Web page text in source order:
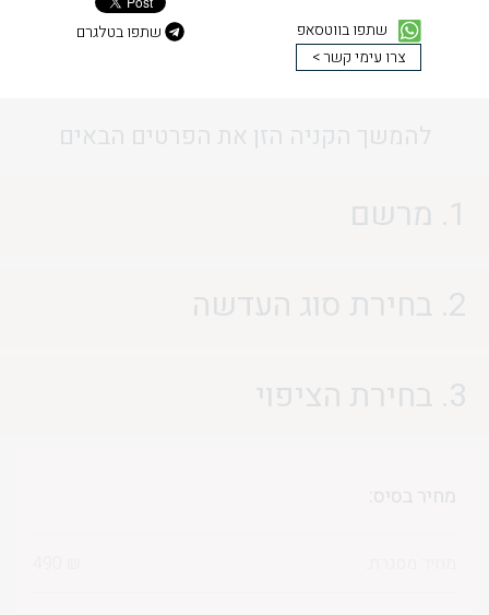
שתפו בווטסאפ
שתפו בטלגרם
צרו עימי קשר >
להמשך הקניה הזן את הפרטים הבאים
1. מרשם
2. בחירת סוג העדשה
3. בחירת הציפוי
מחיר בסיס: